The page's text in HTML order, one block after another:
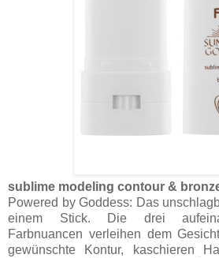
sublime modeling contour &
Powered by Goddess: Das
einem Stick. Die drei
Farbnuancen verleihen dem
gewünschte Kontur, kaschieren